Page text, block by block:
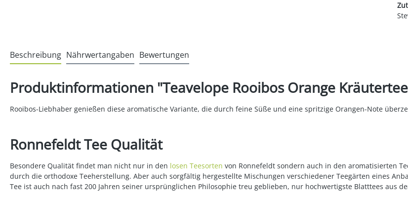
Beschreibung Nährwertangaben Bewertungen
Produktinformationen "Teavelope Rooibos Orange
Rooibos-Liebhaber genießen diese aromatische Variante, die durch feine Süße und eine spritzige Orangen-Note
Ronnefeldt Tee Qualität
Besondere Qualität findet man nicht nur in den losen Teesorten von Ronnefeldt sondern auch in den aromatisierten
durch die orthodoxe Teeherstellung. Aber auch sorgfältig hergestellte Mischungen verschiedener Teegärten eines
Tee ist auch nach fast 200 Jahren seiner ursprünglichen Philosophie treu geblieben, nur hochwertigste Blatttees aus